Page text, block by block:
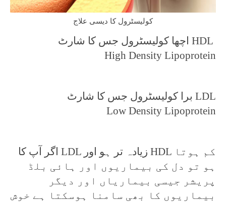
کولیسٹرول کا دیسی علاج
اچھا کولیسٹرول جس کا شارٹ HDL
High Density Lipoprotein
برا کولیسٹرول جس کا شارٹ LDL
Low Density Lipoprotein
اگر آپ کا LDL زیادہ تر ہو اور HDL کم ہوتا
ہو تو دل کی بیماریوں اور ہائی بلڈ
پریشر جیسی بیماریاں اور دیگر
بیماریوں کا بھی سامنا ہوسکتا ہے خوش